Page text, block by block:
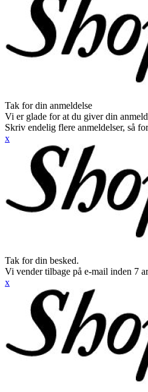
Tak for din anmeldelse
Vi er glade for at du giver din
Skriv endelig flere anmeldelser, så
x
Tak for din besked.
Vi vender tilbage på e-mail inden 7
x